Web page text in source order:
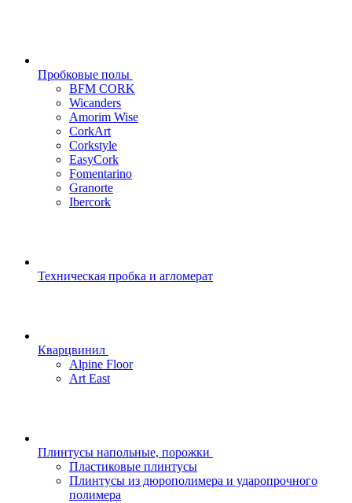
Пробковые полы
BFM CORK
Wicanders
Amorim Wise
CorkArt
Corkstyle
EasyCork
Fomentarino
Granorte
Ibercork
Техническая пробка и агломерат
Кварцвинил
Alpine Floor
Art East
Плинтусы напольные, порожки
Пластиковые плинтусы
Плинтусы из дюрополимера и ударопрочного
полимера